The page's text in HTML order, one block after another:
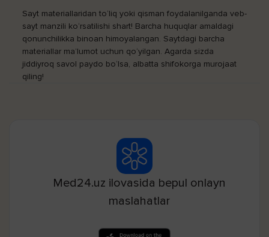
Sayt materiallaridan to‘liq yoki qisman foydalanilganda veb-
sayt manzili ko‘rsatilishi shart! Barcha huquqlar amaldagi
qonunchilikka binoan himoyalangan. Saytdagi barcha
materiallar ma’lumot uchun qo‘yilgan. Agarda sizda
jiddiyroq savol paydo bo‘lsa, albatta shifokorga murojaat
qiling!
Med24.uz ilovasida bepul onlayn
maslahatlar